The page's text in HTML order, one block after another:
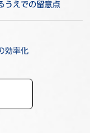
うえでの留意点
効率化